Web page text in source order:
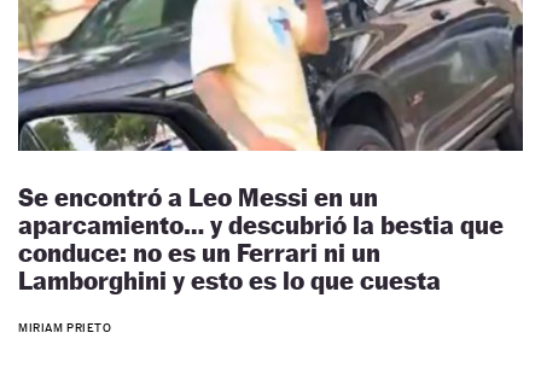
Se encontró a Leo Messi en un
aparcamiento… y descubrió la bestia que
conduce: no es un Ferrari ni un
Lamborghini y esto es lo que cuesta
MIRIAM PRIETO